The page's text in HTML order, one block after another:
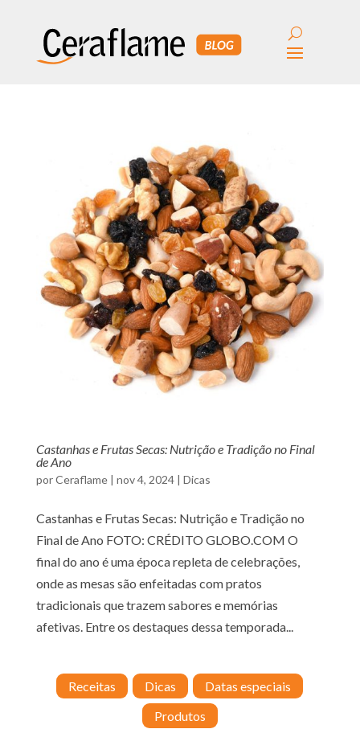
Castanhas e Frutas Secas: Nutrição e Tradição no Final
de Ano
porCeraflame| nov 4, 2024| Dicas
Castanhas e Frutas Secas: Nutrição e Tradição no
Final de Ano FOTO: CRÉDITO GLOBO.COM O
final do ano é uma época repleta de celebrações,
onde as mesas são enfeitadas com pratos
tradicionais que trazem sabores e memórias
afetivas. Entre os destaques dessa temporada...
Receitas Dicas
Datas especiais
Produtos